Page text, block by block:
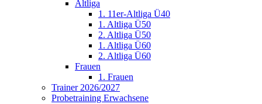
Altliga
1. 11er-Altliga Ü40
1. Altliga Ü50
2. Altliga Ü50
1. Altliga Ü60
2. Altliga Ü60
Frauen
1. Frauen
Trainer 2026/2027
Probetraining Erwachsene